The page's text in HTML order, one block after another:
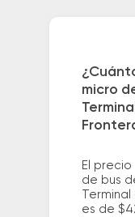
micro
El
de bus
es de